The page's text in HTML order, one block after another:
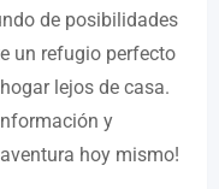
de posibilidades
un refugio perfecto
lejos de casa.
y
hoy mismo!